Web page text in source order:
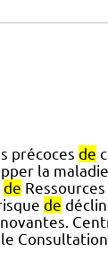
précoces de
la
de
de